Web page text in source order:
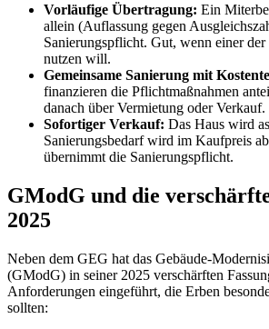
Vorläufige Übertragung: Ein
allein (Auflassung gegen
Sanierungspflicht. Gut, wenn einer der
nutzen will.
Gemeinsame Sanierung mit
finanzieren die Pflichtmaßnahmen
danach über Vermietung oder Verkauf.
Sofortiger Verkauf: Das Haus wird
Sanierungsbedarf wird im Kaufpreis
übernimmt die Sanierungspflicht.
GModG und die
2025
Neben dem GEG hat das Gebäude-
(GModG) in seiner 2025 verschärften
Anforderungen eingeführt, die Erben
sollten: